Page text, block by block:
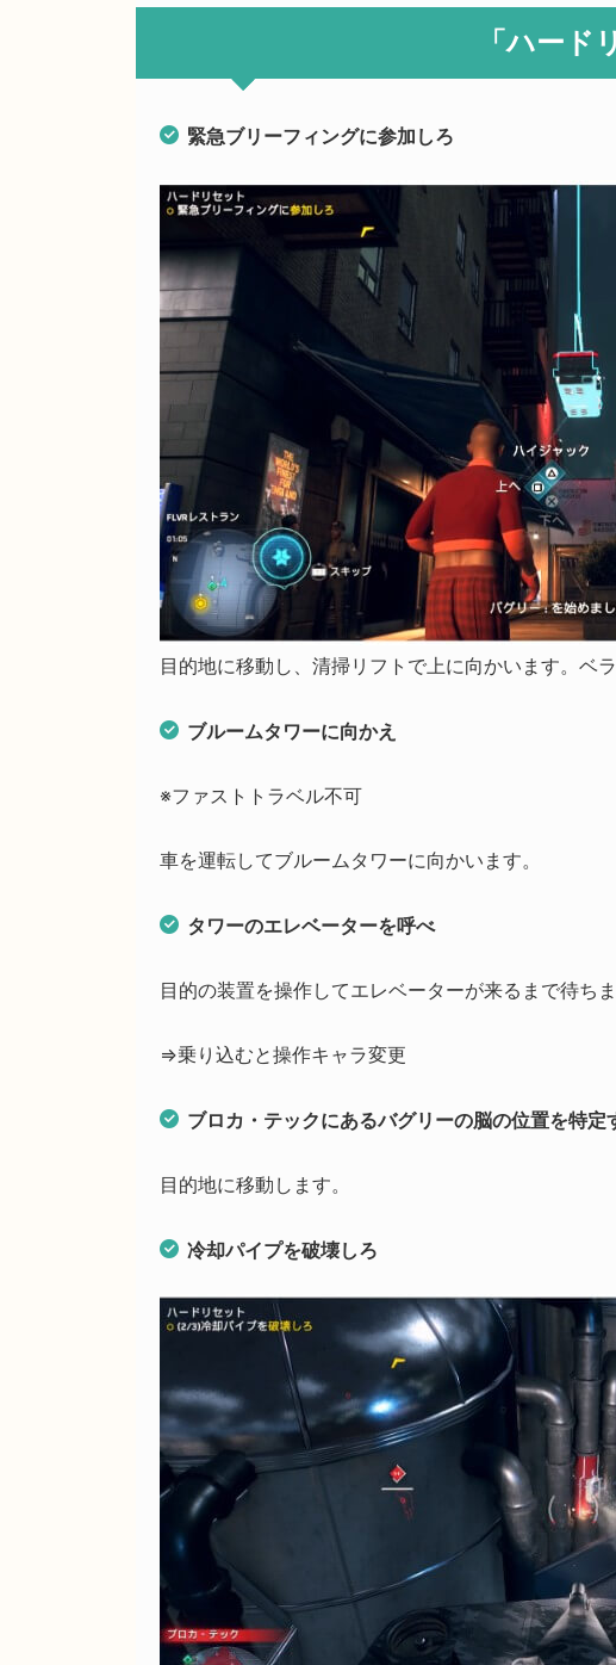
「ハード
緊急ブリーフィングに参加しろ
目的地に移動し、清掃リフトで上に向かいます。ベ
ブルームタワーに向かえ
※ファストトラベル不可
車を運転してブルームタワーに向かいます。
タワーのエレベーターを呼べ
目的の装置を操作してエレベーターが来るまで待ちま
⇒乗り込むと操作キャラ変更
ブロカ・テックにあるバグリーの脳の位置を特定
目的地に移動します。
冷却パイプを破壊しろ